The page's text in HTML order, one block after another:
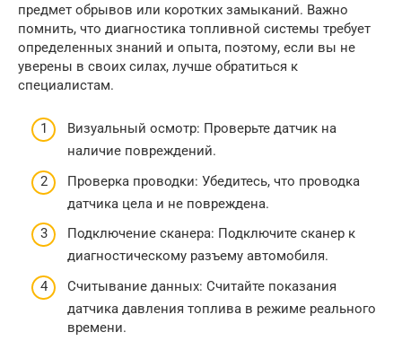
предмет обрывов или коротких замыканий. Важно
помнить, что диагностика топливной системы требует
определенных знаний и опыта, поэтому, если вы не
уверены в своих силах, лучше обратиться к
специалистам.
Визуальный осмотр: Проверьте датчик на
наличие повреждений.
Проверка проводки: Убедитесь, что проводка
датчика цела и не повреждена.
Подключение сканера: Подключите сканер к
диагностическому разъему автомобиля.
Считывание данных: Считайте показания
датчика давления топлива в режиме реального
времени.